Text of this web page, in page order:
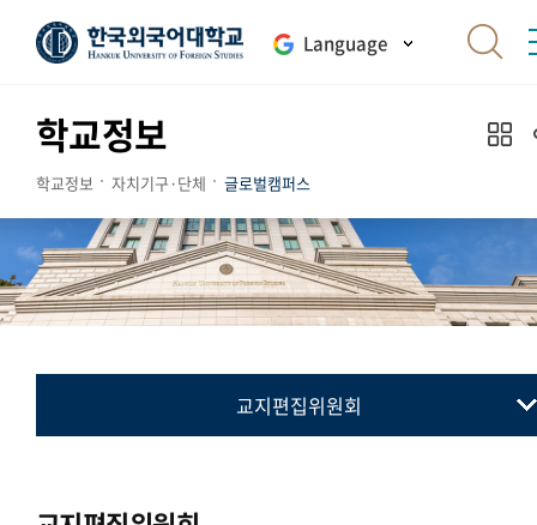
Language
학교정보
학교정보 자치기구·단체 글로벌캠퍼스
교지편집위원회